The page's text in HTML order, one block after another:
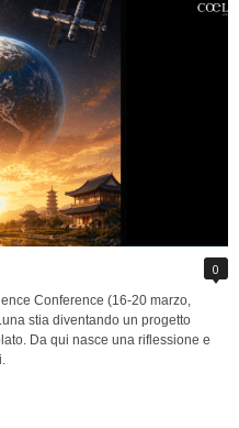
0
Conference (16-20 marzo,
stia diventando un progetto
Da qui nasce una riflessione e